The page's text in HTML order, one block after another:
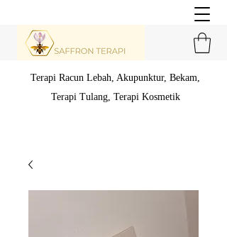
Terapi Racun Lebah, Akupunktur, Bekam,
Terapi Tulang, Terapi Kosmetik